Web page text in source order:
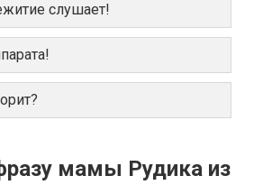
слушает!
мамы Рудика из